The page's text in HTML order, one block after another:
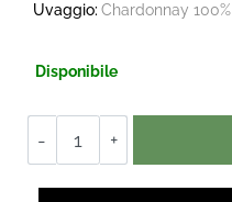
Uvaggio: Chardonnay 100%
Disponibile